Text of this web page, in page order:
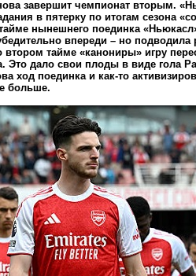
завершит чемпионат вторым.
в пятерку по итогам сезона
нынешнего поединка
впереди – но подводила
тайме «канониры» игру
Это дало свои плоды в виде гола
ход поединка и как-то
больше.